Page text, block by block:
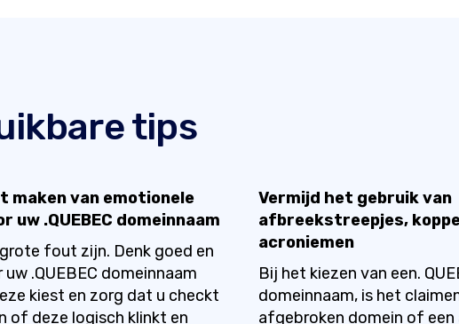
tips
maken van emotionele
uw .QUEBEC domeinnaam
fout zijn. Denk goed en
uw .QUEBEC domeinnaam
kiest en zorg dat u checkt
of deze logisch klinkt en
Vermijd het gebruik van
afbreekstreepjes,
acroniemen
Bij het kiezen van een.
domeinnaam, is het
afgebroken domein of een